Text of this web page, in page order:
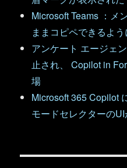
Microsoft Teams ：メ
ままコピペできるよ
アンケート エージェ
止され、 Copilot in
場
Microsoft 365 Copilot
モードセレクターの